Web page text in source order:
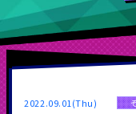
2022.09.01(Thu)